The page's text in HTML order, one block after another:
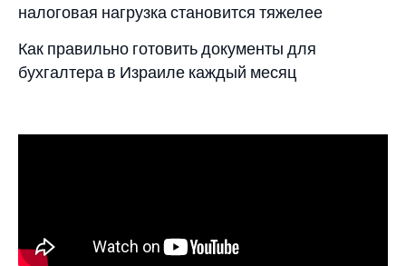
налоговая нагрузка становится тяжелее
Как правильно готовить документы для
бухгалтера в Израиле каждый месяц